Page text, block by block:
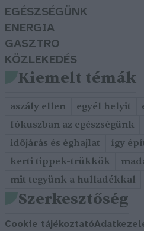
EGÉSZSÉGÜNK
ENERGIA
GASZTRO
KÖZLEKEDÉS
Kiemelt témák
aszály ellen egyél helyit
fókuszban az egészségünk
időjárás és éghajlat
így
kerti tippek-trükkök
mit tegyünk a hulladékkal
Szerkesztőség
Cookie tájékoztató